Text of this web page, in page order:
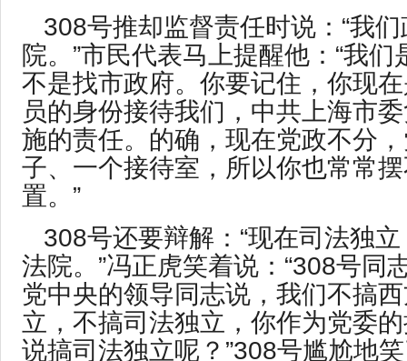
308号推却监督责任时说：“我
院。”市民代表马上提醒他：“我
不是找市政府。你要记住，你现
员的身份接待我们，中共上海市
施的责任。的确，现在党政不分
子、一个接待室，所以你也常常
置。”
308号还要辩解：“现在司法独
法院。”冯正虎笑着说：“308号同
党中央的领导同志说，我们不搞
立，不搞司法独立，你作为党委
说搞司法独立呢？”308号尴尬地